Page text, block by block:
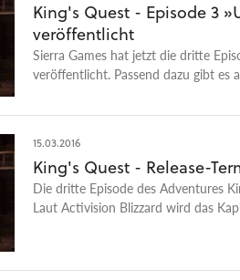
King's Quest - Episode 3
veröffentlicht
Sierra Games hat jetzt die dritte
veröffentlicht. Passend dazu gibt es
15.03.2016
King's Quest - Release-
Die dritte Episode des Adventures
Laut Activision Blizzard wird das